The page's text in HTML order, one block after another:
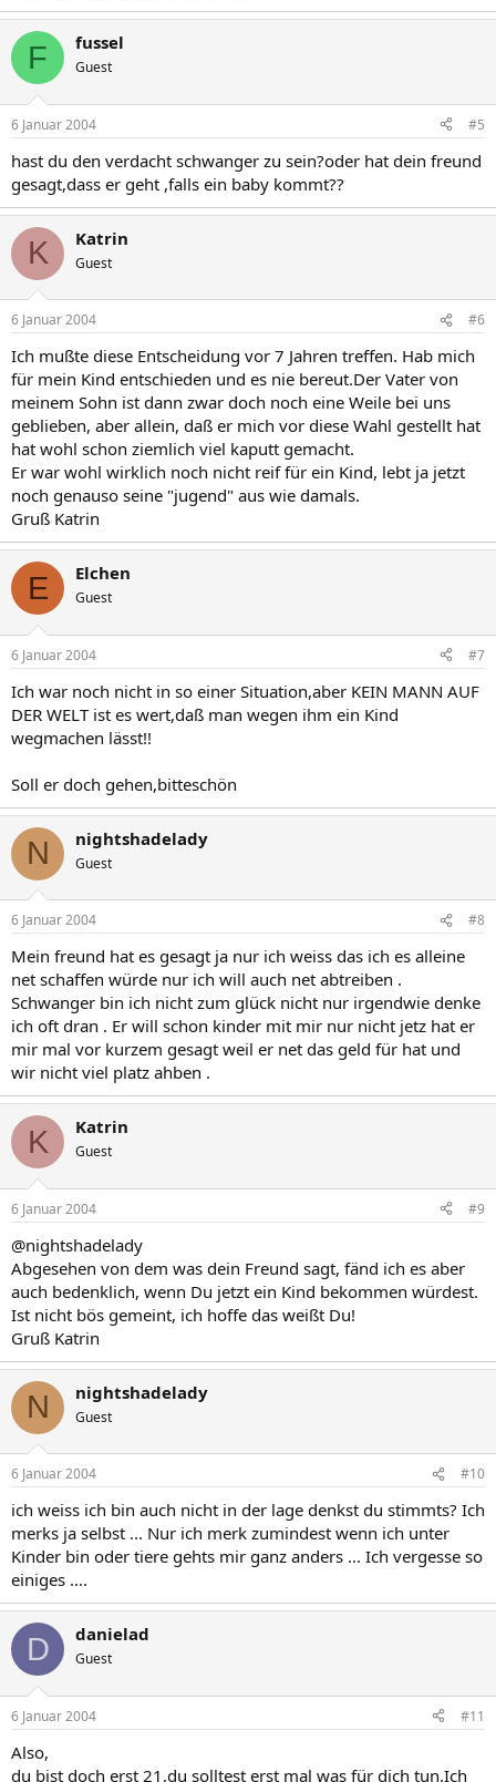
F fussel
Guest
6 Januar 2004 #5
hast du den verdacht schwanger zu sein?oder hat dein freund
gesagt,dass er geht ,falls ein baby kommt??
K Katrin
Guest
6 Januar 2004 #6
Ich mußte diese Entscheidung vor 7 Jahren treffen. Hab mich
für mein Kind entschieden und es nie bereut.Der Vater von
meinem Sohn ist dann zwar doch noch eine Weile bei uns
geblieben, aber allein, daß er mich vor diese Wahl gestellt hat
hat wohl schon ziemlich viel kaputt gemacht.
Er war wohl wirklich noch nicht reif für ein Kind, lebt ja jetzt
noch genauso seine "jugend" aus wie damals.
Gruß Katrin
E Elchen
Guest
6 Januar 2004 #7
Ich war noch nicht in so einer Situation,aber KEIN MANN AUF
DER WELT ist es wert,daß man wegen ihm ein Kind
wegmachen lässt!!
Soll er doch gehen,bitteschön
N nightshadelady
Guest
6 Januar 2004 #8
Mein freund hat es gesagt ja nur ich weiss das ich es alleine
net schaffen würde nur ich will auch net abtreiben .
Schwanger bin ich nicht zum glück nicht nur irgendwie denke
ich oft dran . Er will schon kinder mit mir nur nicht jetz hat er
mir mal vor kurzem gesagt weil er net das geld für hat und
wir nicht viel platz ahben .
K Katrin
Guest
6 Januar 2004 #9
@nightshadelady
Abgesehen von dem was dein Freund sagt, fänd ich es aber
auch bedenklich, wenn Du jetzt ein Kind bekommen würdest.
Ist nicht bös gemeint, ich hoffe das weißt Du!
Gruß Katrin
N nightshadelady
Guest
6 Januar 2004 #10
ich weiss ich bin auch nicht in der lage denkst du stimmts? Ich
merks ja selbst ... Nur ich merk zumindest wenn ich unter
Kinder bin oder tiere gehts mir ganz anders ... Ich vergesse so
einiges ....
D danielad
Guest
6 Januar 2004 #11
Also,
du bist doch erst 21,du solltest erst mal was für dich tun.Ich